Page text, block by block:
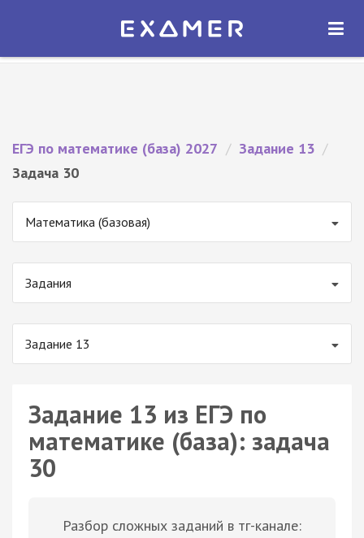
Экзамер — ЕГЭ 2027
ОТКРЫТЬ
ЕГЭ по математике (база) 2027 / Задание 13 /
Задача 30
Математика (базовая)
Задания
Задание 13
Задание 13 из ЕГЭ по
математике (база): задача
30
Разбор сложных заданий в тг-канале: